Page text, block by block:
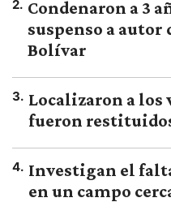
2. Condenaron a 3
suspenso a autor
Bolívar
3. Localizaron a los
fueron
4. Investigan el
en un campo